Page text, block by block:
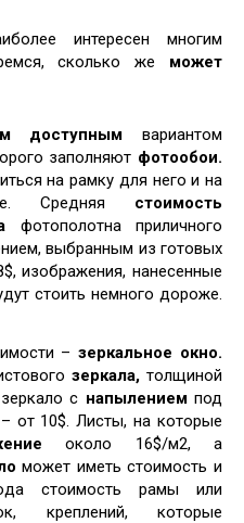
интересен многим
сколько же может
доступным вариантом
заполняют фотообои.
на рамку для него и на
Средняя стоимость
фотополотна приличного
выбранным из готовых
изображения, нанесенные
стоить немного дороже.
–зеркальное окно.
зеркала,толщиной
с напылениемпод
от 10$. Листы, на которые
около 16$/м2, а
может иметь стоимость и
стоимость рамы или
креплений, которые